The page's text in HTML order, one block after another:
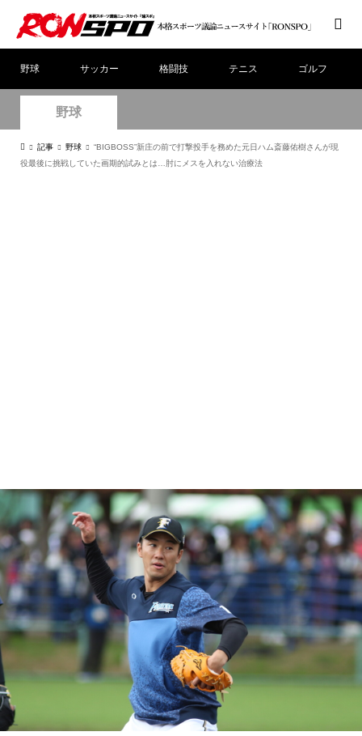
野球 サッカー 格闘技 テニス ゴルフ
野球
記事 野球
“BIGBOSS”新庄の前で打撃投手を務めた元日ハム斎藤佑樹さんが現
役最後に挑戦していた画期的試みとは…肘にメスを入れない治療法